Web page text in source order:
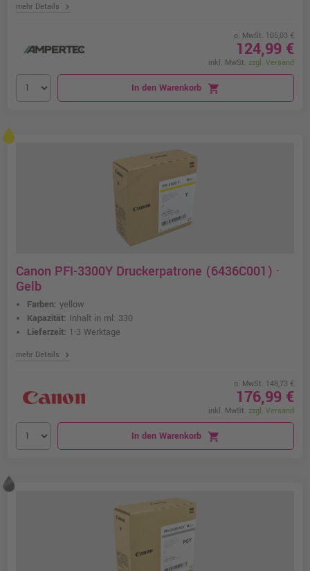
mehr Details chevron_right
o. MwSt. 105,03 €
124,99 €
inkl. MwSt. zzgl. Versand
In den Warenkorb shopping_cart
Canon PFI-3300Y Druckerpatrone (6436C001) ·
Gelb
Farben: yellow
Kapazität: Inhalt in ml: 330
Lieferzeit: 1-3 Werktage
mehr Details chevron_right
o. MwSt. 148,73 €
176,99 €
inkl. MwSt. zzgl. Versand
In den Warenkorb shopping_cart